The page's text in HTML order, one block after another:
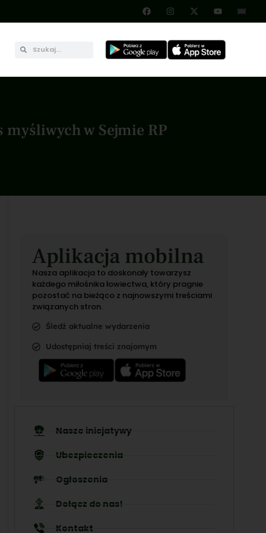
w Sejmie RP
Aplikacja mobilna
Nasza aplikacja to doskonały towarzysz
każdego miłośnika łowiectwa, który pragnie
pozostać na bieżąco z najnowszymi treściami
związanych stron.
Śledź aktualne wydarzenia
Udostępniaj treści znajomym
Nasze inicjatywy
Ubezpieczenia
Ogłoszenia
Dołącz do nas!
Kontakt